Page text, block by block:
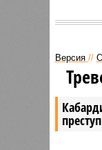
Версия //